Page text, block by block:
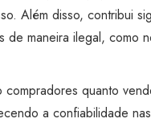
Além disso, contribui
de maneira ilegal, como
quanto
a confiabilidade